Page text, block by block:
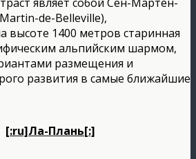
de-Belleville),
высоте 1400 метров старинная
альпийским шармом,
размещения и
развития в самые ближайшие
[:ru]Ла-Плань[:]